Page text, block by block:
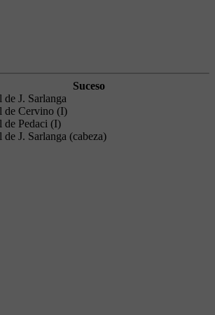
Suceso
de J. Sarlanga
de Cervino (I)
de Pedaci (I)
de J. Sarlanga (cabeza)